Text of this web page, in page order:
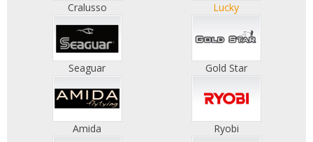
Cralusso Lucky
Seaguar Gold Star
Amida Ryobi